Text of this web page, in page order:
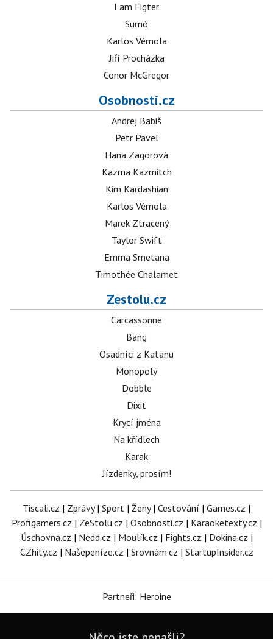
I am Figter
Sumó
Karlos Vémola
Jiří Procházka
Conor McGregor
Osobnosti.cz
Andrej Babiš
Petr Pavel
Hana Zagorová
Kazma Kazmitch
Kim Kardashian
Karlos Vémola
Marek Ztracený
Taylor Swift
Emma Smetana
Timothée Chalamet
Zestolu.cz
Carcassonne
Bang
Osadníci z Katanu
Monopoly
Dobble
Dixit
Krycí jména
Na křídlech
Karak
Jízdenky, prosím!
Tiscali.cz | Zprávy| Sport | Ženy| Cestování | Games.cz |
Profigamers.cz | ZeStolu.cz | Osobnosti.cz | Karaoketexty.cz |
Úschovna.cz | Nedd.cz | Moulík.cz | Fights.cz | Dokina.cz |
CZhity.cz | Našepeníze.cz | Srovnám.cz | StartupInsider.cz
Partneři: Heroine